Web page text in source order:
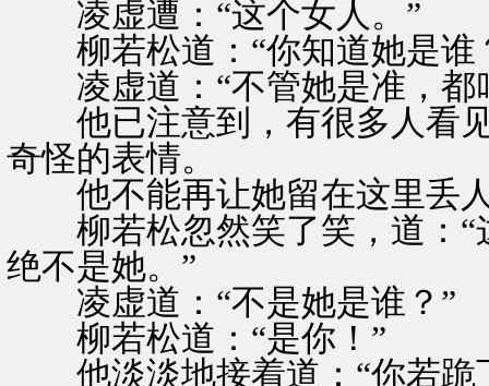
凌虚遭：“这个女人。”
柳若松道：“你知道她是谁
凌虚道：“不管她是准，都
他已注意到，有很多人看见
奇怪的表情。
他不能再让她留在这里丢
柳若松忽然笑了笑，道：“
绝不是她。”
凌虚道：“不是她是谁？”
柳若松道：“是你！”
他淡淡地接着道：“你若跪